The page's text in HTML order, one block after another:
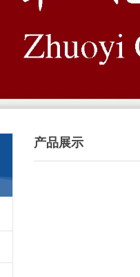
产品展示